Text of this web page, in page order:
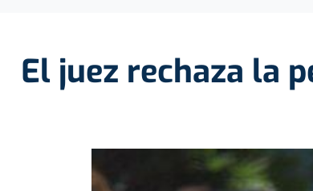
El juez rechaza la